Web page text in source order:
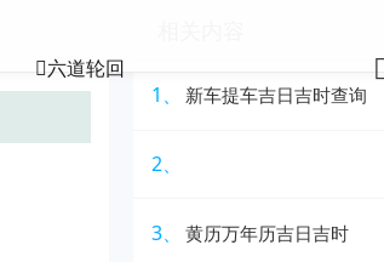
六道轮回
1、 新车提车吉日吉时查询
2、
3、 黄历万年历吉日吉时